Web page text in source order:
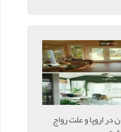
در اروپا و علت رواج